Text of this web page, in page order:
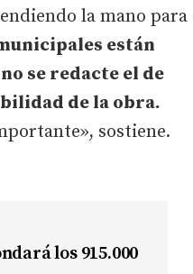
la mano para
están
se redacte el de
de la obra.
sostiene.
los 915.000